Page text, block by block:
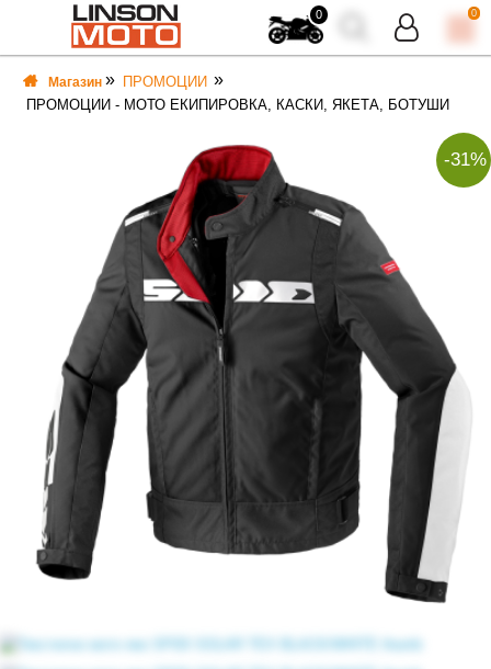
0 0
Магазин
ПРОМОЦИИ
ПРОМОЦИИ - МОТО ЕКИПИРОВКА, КАСКИ, ЯКЕТА, БОТУШИ
-31%